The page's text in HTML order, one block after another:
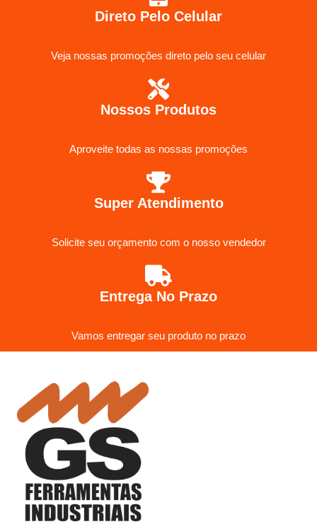
Direto Pelo Celular
Veja nossas promoções direto pelo seu celular
Nossos Produtos
Aproveite todas as nossas promoções
Super Atendimento
Solicite seu orçamento com o nosso vendedor
Entrega No Prazo
Vamos entregar seu produto no prazo